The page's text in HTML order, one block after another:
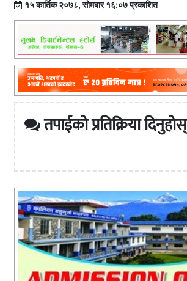
१५ कार्तिक २०७८, सोमबार १६:०७ प्रकाशित
तपाईको प्रतिक्रिया दिनुहोस्